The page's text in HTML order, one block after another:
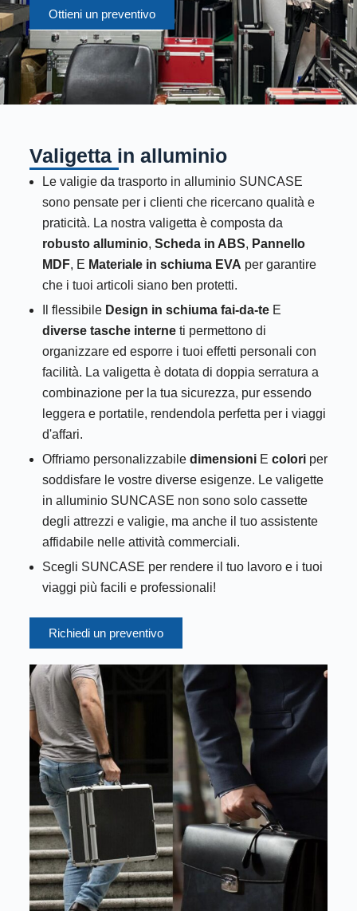
Ottieni un preventivo
Valigetta in alluminio
Le valigie da trasporto in alluminio SUNCASE
sono pensate per i clienti che ricercano qualità e
praticità. La nostra valigetta è composta da
robusto alluminio, Scheda in ABS, Pannello
MDF, E Materiale in schiuma EVA per garantire
che i tuoi articoli siano ben protetti.
Il flessibile Design in schiuma fai-da-teE
diverse tasche interneti permettono di
organizzare ed esporre i tuoi effetti personali con
facilità. La valigetta è dotata di doppia serratura a
combinazione per la tua sicurezza, pur essendo
leggera e portatile, rendendola perfetta per i viaggi
d'affari.
Offriamo personalizzabile dimensioniE coloriper
soddisfare le vostre diverse esigenze. Le valigette
in alluminio SUNCASE non sono solo cassette
degli attrezzi e valigie, ma anche il tuo assistente
affidabile nelle attività commerciali.
Scegli SUNCASE per rendere il tuo lavoro e i tuoi
viaggi più facili e professionali!
Richiedi un preventivo